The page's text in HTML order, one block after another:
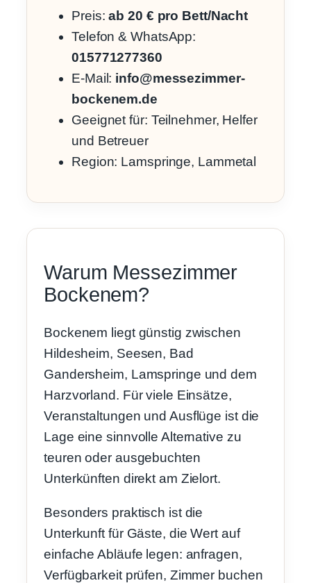
Preis:ab 20 € pro Bett/Nacht
Telefon & WhatsApp:
015771277360
E-Mail: info@messezimmer-
bockenem.de
Geeignet für: Teilnehmer, Helfer
und Betreuer
Region: Lamspringe, Lammetal
Warum Messezimmer
Bockenem?
Bockenem liegt günstig zwischen
Hildesheim, Seesen, Bad
Gandersheim, Lamspringe und dem
Harzvorland. Für viele Einsätze,
Veranstaltungen und Ausflüge ist die
Lage eine sinnvolle Alternative zu
teuren oder ausgebuchten
Unterkünften direkt am Zielort.
Besonders praktisch ist die
Unterkunft für Gäste, die Wert auf
einfache Abläufe legen: anfragen,
Verfügbarkeit prüfen, Zimmer buchen